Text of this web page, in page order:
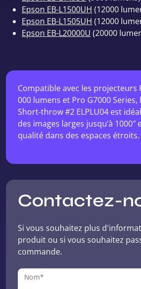
Epson EB-L1500UH (12000
Epson EB-L1505UH (12000
Epson EB-L20000U (20000
Compatible avec les projecteurs
000 lumens et Pro G7000 Series,
Short-throw #2 ELPLU04 est
des images larges jusqu’à 1000″
qualité dans des espaces étroits.
Contactez-
Si vous souhaitez plus
produit ou si vous souhaitez
commande.
Nom*